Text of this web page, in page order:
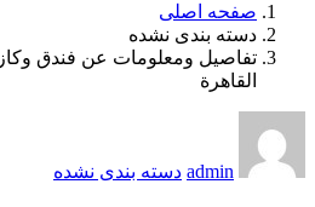
صفحه اصلی
دسته بندی نشده
تفاصيل ومعلومات عن فندق
القاهرة
admin دسته بندی نشده